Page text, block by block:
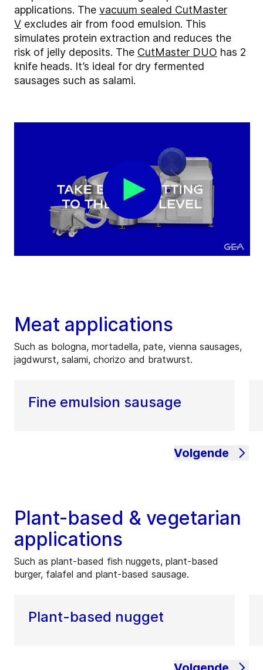
applications. The vacuum sealed CutMaster
V excludes air from food emulsion. This
simulates protein extraction and reduces the
risk of jelly deposits. The CutMaster DUO has 2
knife heads. It’s ideal for dry fermented
sausages such as salami.
Meat applications
Such as bologna, mortadella, pate, vienna sausages,
jagdwurst, salami, chorizo and bratwurst.
Fine emulsion sausage
Volgende
Plant-based & vegetarian
applications
Such as plant-based fish nuggets, plant-based
burger, falafel and plant-based sausage.
Plant-based nugget